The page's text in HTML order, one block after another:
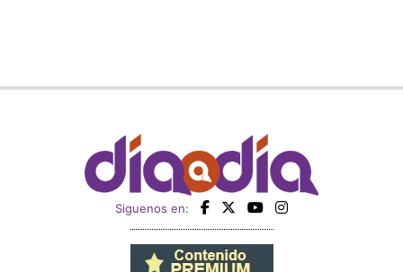
Siguenos en: